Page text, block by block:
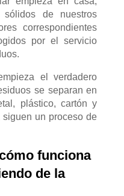
sólidos de nuestros
correspondientes
por el servicio
el verdadero
se separan en
plástico, cartón y
un proceso de
funciona
de la